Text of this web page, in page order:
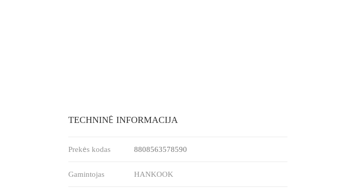
TECHNINĖ INFORMACIJA
Prekės kodas 8808563578590
Gamintojas HANKOOK